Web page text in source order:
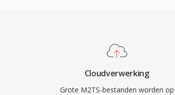
Cloudverwerking
Grote M2TS-bestanden worden op